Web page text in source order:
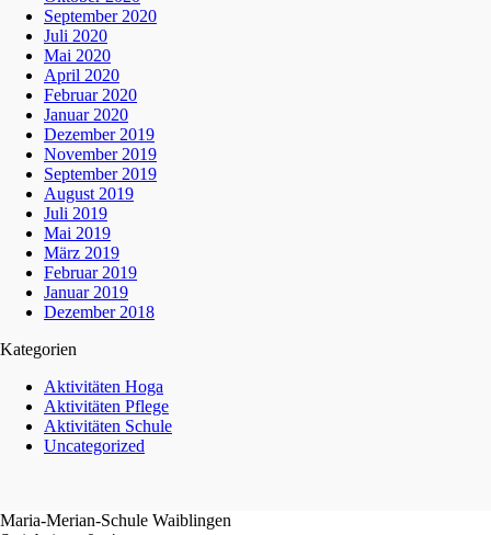
September 2020
Juli 2020
Mai 2020
April 2020
Februar 2020
Januar 2020
Dezember 2019
November 2019
September 2019
August 2019
Juli 2019
Mai 2019
März 2019
Februar 2019
Januar 2019
Dezember 2018
Kategorien
Aktivitäten Hoga
Aktivitäten Pflege
Aktivitäten Schule
Uncategorized
Maria-Merian-Schule Waiblingen